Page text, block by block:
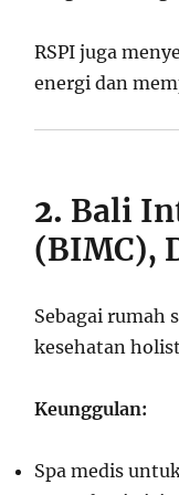
RSPI juga
energi dan
2. Bali
(BIMC),
Sebagai rumah
kesehatan
Keunggulan:
Spa medis